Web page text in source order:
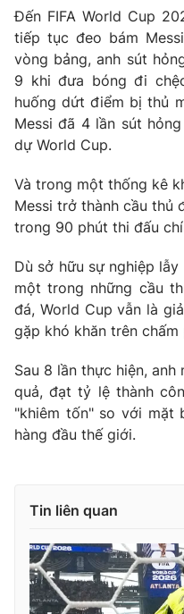
Thị trường 24h
VTV4
VTV9
Liên hệ tòa soạn
THỜI BÁO VTV
Theo dõi báo trên
Cơ quan chủ quản:Đài
cấp ngày 29/12/2023
Phó Tổng Biên tập:Nguyễn
Nguyễn Trọng Ninh
Tổng đài VTV:024.38 355
Đến FIFA World Cup
tiếp tục đeo bám
vòng bảng, anh sút
9 khi đưa bóng đi
huống dứt điểm bị thủ
Messi đã 4 lần sút
dự World Cup.
Và trong một thống kê
Messi trở thành cầu thủ
trong 90 phút thi đấu
Dù sở hữu sự nghiệp
một trong những cầu
đá, World Cup vẫn là
gặp khó khăn trên chấm
Sau 8 lần thực hiện,
quả, đạt tỷ lệ thành
"khiêm tốn" so với mặt
hàng đầu thế giới.
Tin liên quan